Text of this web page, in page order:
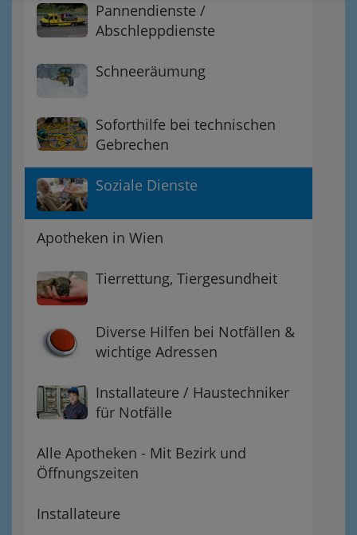
Pannendienste /
Abschleppdienste
Schneeräumung
Soforthilfe bei technischen
Gebrechen
Soziale Dienste
Apotheken in Wien
Tierrettung, Tiergesundheit
Diverse Hilfen bei Notfällen &
wichtige Adressen
Installateure / Haustechniker
für Notfälle
Alle Apotheken - Mit Bezirk und
Öffnungszeiten
Installateure